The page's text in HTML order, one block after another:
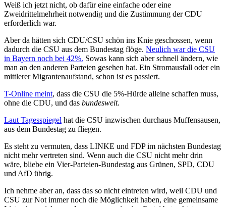
Weiß ich jetzt nicht, ob dafür eine einfache oder eine
Zweidrittelmehrheit notwendig und die Zustimmung der CDU
erforderlich war.
Aber da hätten sich CDU/CSU schön ins Knie geschossen, wenn
dadurch die CSU aus dem Bundestag flöge. Neulich war die CSU
in Bayern noch bei 42%. Sowas kann sich aber schnell ändern, wie
man an den anderen Parteien gesehen hat. Ein Stromausfall oder ein
mittlerer Migrantenaufstand, schon ist es passiert.
T-Online meint, dass die CSU die 5%-Hürde alleine schaffen muss,
ohne die CDU, und das bundesweit.
Laut Tagesspiegel hat die CSU inzwischen durchaus Muffensausen,
aus dem Bundestag zu fliegen.
Es steht zu vermuten, dass LINKE und FDP im nächsten Bundestag
nicht mehr vertreten sind. Wenn auch die CSU nicht mehr drin
wäre, bliebe ein Vier-Parteien-Bundestag aus Grünen, SPD, CDU
und AfD übrig.
Ich nehme aber an, dass das so nicht eintreten wird, weil CDU und
CSU zur Not immer noch die Möglichkeit haben, eine gemeinsame